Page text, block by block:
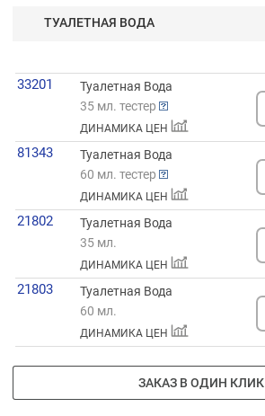
ТУАЛЕТНАЯ ВОДА
33201
Туалетная Вода
35 мл. тестер
ДИНАМИКА ЦЕН
81343
Туалетная Вода
60 мл. тестер
ДИНАМИКА ЦЕН
21802
Туалетная Вода
35 мл.
ДИНАМИКА ЦЕН
21803
Туалетная Вода
60 мл.
ДИНАМИКА ЦЕН
ЗАКАЗ В ОДИН КЛИК